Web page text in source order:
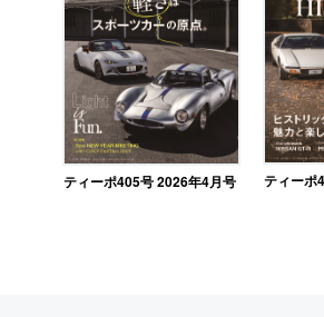
ティーポ405号 2026年4月号 ティーポ